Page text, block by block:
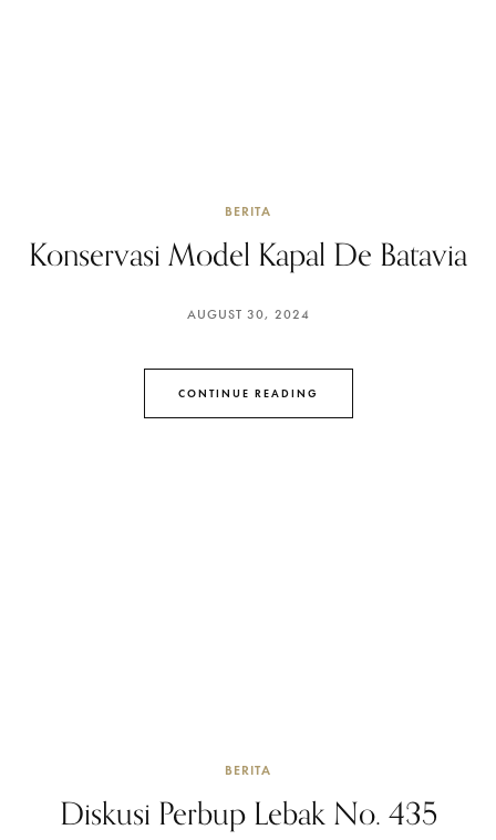
BERITA
Konservasi Model Kapal De Batavia
AUGUST 30, 2024
CONTINUE READING
BERITA
Diskusi Perbup Lebak No. 435